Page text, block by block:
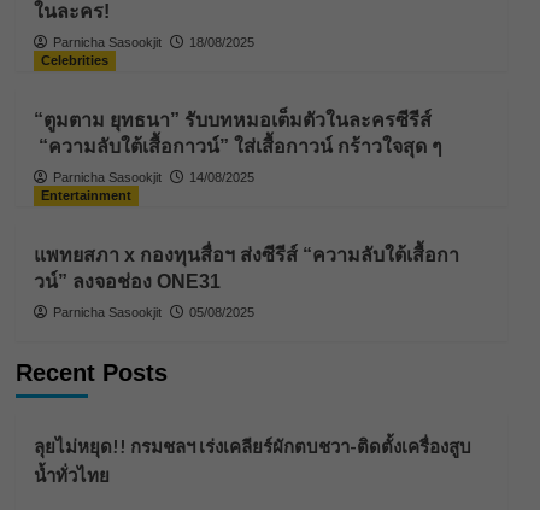
ในละคร!
Parnicha Sasookjit
18/08/2025
Celebrities
“ตูมตาม ยุทธนา” รับบทหมอเต็มตัวในละครซีรีส์
“ความลับใต้เสื้อกาวน์” ใส่เสื้อกาวน์ กร้าวใจสุด ๆ
Parnicha Sasookjit
14/08/2025
Entertainment
แพทยสภา x กองทุนสื่อฯ ส่งซีรีส์ “ความลับใต้เสื้อกา
วน์” ลงจอช่อง ONE31
Parnicha Sasookjit 05/08/2025
Recent Posts
ลุยไม่หยุด!! กรมชลฯ เร่งเคลียร์ผักตบชวา-ติดตั้งเครื่องสูบ
น้ำทั่วไทย